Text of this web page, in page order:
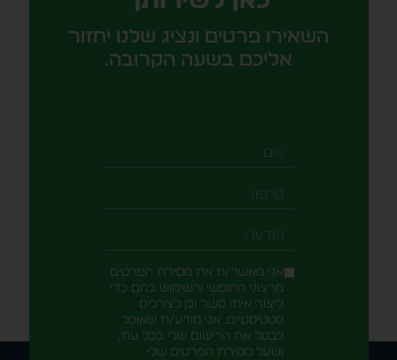
השאירו פרטים ונציג שלנו יחזור
אליכם בשעה הקרובה.
אני מאשר/ת את מסירת הפרטים
מרצוני החופשי והשימוש בהם כדי
ליצור איתי קשר וכן לצרכים
סטטיסטיים. אני מודע/ת שאוכל
לבטל את הרישום שלי בכל עת,
ושעל מסירת הפרטים שלי